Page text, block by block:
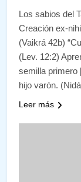
Los sabios del
Creación ex-
(Vaikrá 42b)
(Lev. 12:2)
semilla primero
hijo varón.
Leer más